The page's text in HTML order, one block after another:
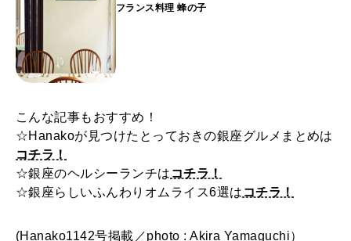
フランス料理 蜂の子
こんな記事もおすすめ！
☆Hanakoが見つけたとっておきの銀座グルメまとめは
コチラ！
☆銀座のヘルシーランチは コチラ！
☆銀座らしいふんわりオムライス6選は コチラ！
(Hanako1142号掲載／photo : Akira Yamaguchi）